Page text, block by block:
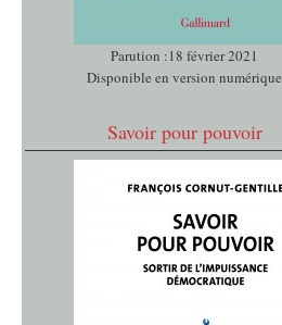
Parution :18 février 2021
Disponible en version numérique
Savoir pour pouvoir